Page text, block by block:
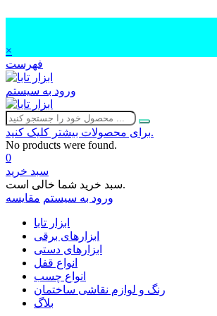
×
فهرست
ورود به سیستم
برای محصولات بیشتر کلیک کنید.
No products were found.
0
سبد خرید
سبد خرید شما خالی است.
ورود به سیستم مقایسه
ابزار تابا
ابزارهای برقی
ابزارهای دستی
انواع قفل
انواع چسب
رنگ و لوازم نقاشی ساختمان
بلاگ